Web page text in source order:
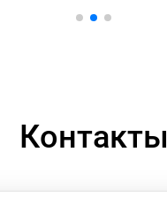
Контакты